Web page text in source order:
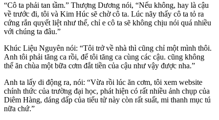
“Cô ta phải tan tầm.” Thượng Dương nói, “Nếu không, hay là cậu
về trước đi, tôi và Kim Húc sẽ chờ cô ta. Lúc nãy thấy cô ta tỏ ra
cứng rắn quyết liệt như thế, chỉ e cô ta sẽ không chịu nói quá nhiều
với chúng ta đâu.”
Khúc Liệu Nguyên nói: “Tôi trở về nhà thì cũng chỉ một mình thôi.
Anh tôi phải tăng ca rồi, để tôi tăng ca cùng các cậu. cũng không
thể ăn chùa một bữa cơm đắt tiền của cậu như vậy được nha.”
Anh ta lấy di động ra, nói: “Vừa rồi lúc ăn cơm, tôi xem website
chính thức của trường đại học, phát hiện có rất nhiều ảnh chụp của
Diêm Hàng, dáng dấp của tiểu tử này còn rất suất, mi thanh mục tú
nữa chứ.”